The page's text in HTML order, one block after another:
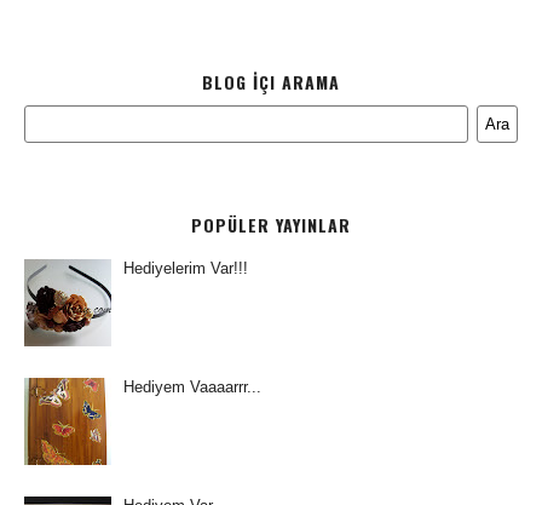
BLOG İÇI ARAMA
POPÜLER YAYINLAR
Hediyelerim Var!!!
Hediyem Vaaaarrr...